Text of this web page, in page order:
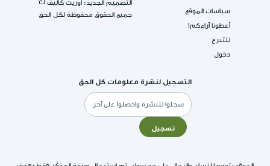
سياسات الموقع
أعطونا آراءكم!
للتبرع
دخول
التصميم الجديد: أوريت كاليڤ
جميع الحقوق محفوظة لكل الحق
التسجيل لنشرة معلومات كل الحق
البريد
الإلكتروني
تسجيل